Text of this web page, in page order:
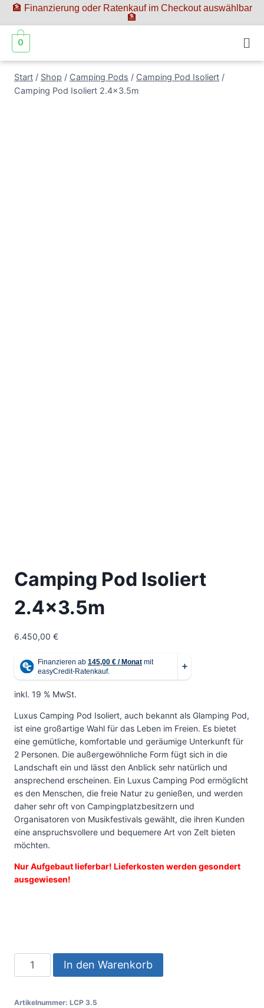
🏦 Finanzierung oder Ratenkauf im Checkout auswählbar
🏦
0
Start / Shop / Camping Pods / Camping Pod Isoliert /
Camping Pod Isoliert 2.4×3.5m
Camping Pod Isoliert
2.4×3.5m
6.450,00 €
inkl. 19 % MwSt.
Luxus Camping Pod Isoliert, auch bekannt als Glamping Pod,
ist eine großartige Wahl für das Leben im Freien. Es bietet
eine gemütliche, komfortable und geräumige Unterkunft für
2 Personen. Die außergewöhnliche Form fügt sich in die
Landschaft ein und lässt den Anblick sehr natürlich und
ansprechend erscheinen. Ein Luxus Camping Pod ermöglicht
es den Menschen, die freie Natur zu genießen, und werden
daher sehr oft von Campingplatzbesitzern und
Organisatoren von Musikfestivals gewählt, die ihren Kunden
eine anspruchsvollere und bequemere Art von Zelt bieten
möchten.
Nur Aufgebaut lieferbar! Lieferkosten werden gesondert
ausgewiesen!
In den Warenkorb
Artikelnummer: LCP 3.5